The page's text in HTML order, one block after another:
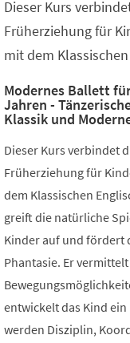
Dieser Kurs
Früherziehung für
mit dem
Modernes Ballett
Jahren -
Klassik und
Dieser Kurs verbindet
Früherziehung für
dem Klassischen
greift die natürliche
Kinder auf und fördert
Phantasie. Er
entwickelt das Kind
werden Disziplin,